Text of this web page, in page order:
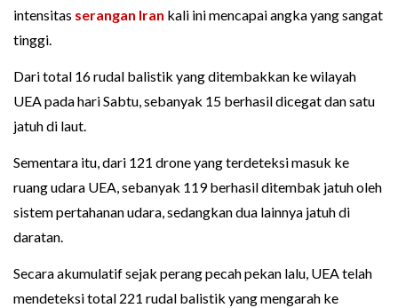
intensitas serangan Iran kali ini mencapai angka yang sangat
tinggi.
Dari total 16 rudal balistik yang ditembakkan ke wilayah
UEA pada hari Sabtu, sebanyak 15 berhasil dicegat dan satu
jatuh di laut.
Sementara itu, dari 121 drone yang terdeteksi masuk ke
ruang udara UEA, sebanyak 119 berhasil ditembak jatuh oleh
sistem pertahanan udara, sedangkan dua lainnya jatuh di
daratan.
Secara akumulatif sejak perang pecah pekan lalu, UEA telah
mendeteksi total 221 rudal balistik yang mengarah ke